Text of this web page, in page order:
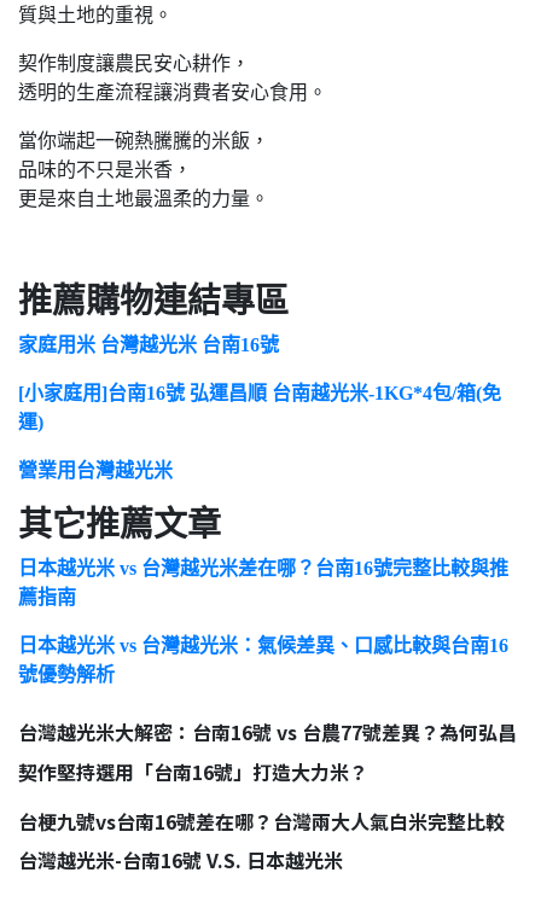
質與土地的重視。
契作制度讓農民安心耕作，
透明的生產流程讓消費者安心食用。
當你端起一碗熱騰騰的米飯，
品味的不只是米香，
更是來自土地最溫柔的力量。
推薦購物連結專區
家庭用米 台灣越光米 台南16號
[小家庭用]台南16號 弘運昌順 台南越光米-1KG*4包/箱(免
運)
營業用台灣越光米
其它推薦文章
日本越光米 vs 台灣越光米差在哪？台南16號完整比較與推
薦指南
日本越光米 vs 台灣越光米：氣候差異、口感比較與台南16
號優勢解析
台灣越光米大解密：台南16號 vs 台農77號差異？為何弘昌
契作堅持選用「台南16號」打造大力米？
台梗九號vs台南16號差在哪？台灣兩大人氣白米完整比較
台灣越光米-台南16號 V.S. 日本越光米